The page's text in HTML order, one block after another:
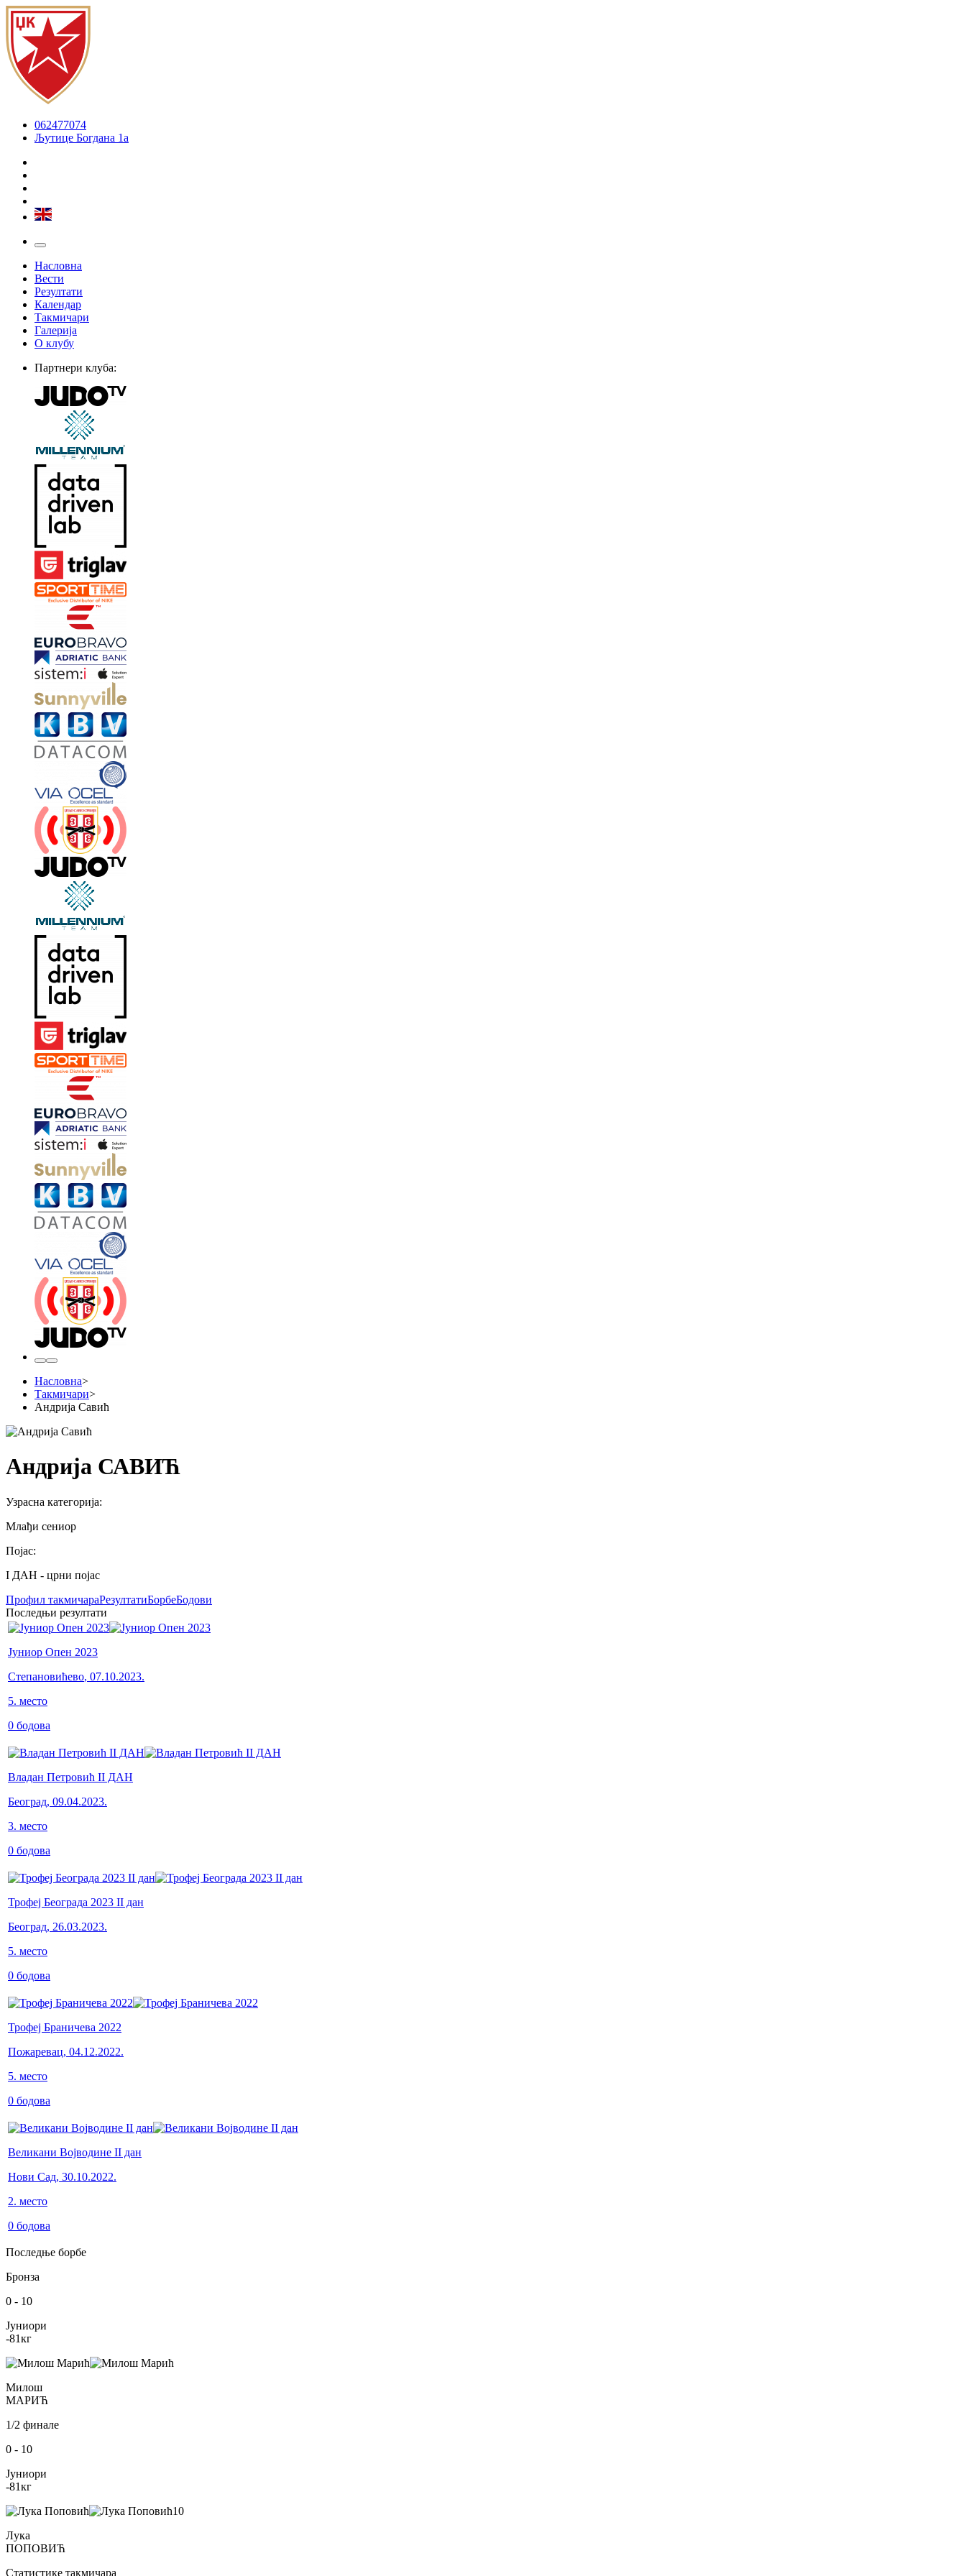
062477074
Љутице Богдана 1а
Насловна
Вести
Резултати
Календар
Такмичари
Галерија
О клубу
Партнери клуба:
Насловна>
Такмичари>
Андрија Савић
Андрија САВИЋ
Узрасна категорија:
Млађи сениор
Појас:
I ДАН - црни појас
Профил такмичараРезултатиБорбеБодови
Последњи резултати
Јуниор Опен 2023
Степановићево, 07.10.2023.
5. место
0 бодова
Владан Петровић II ДАН
Београд, 09.04.2023.
3. место
0 бодова
Трофеј Београда 2023 II дан
Београд, 26.03.2023.
5. место
0 бодова
Трофеј Браничева 2022
Пожаревац, 04.12.2022.
5. место
0 бодова
Великани Војводине II дан
Нови Сад, 30.10.2022.
2. место
0 бодова
Последње борбе
Бронза
0 - 10
Јуниори
-81кг
Милош
МАРИЋ
1/2 финале
0 - 10
Јуниори
-81кг
10
Лука
ПОПОВИЋ
Статистике такмичара